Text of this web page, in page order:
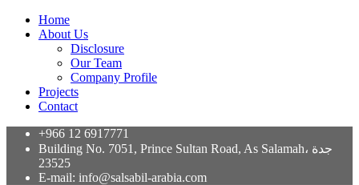
Home
About Us
Disclosure
Our Team
Company Profile
Projects
Contact
+966 12 6917771
Building No. 7051, Prince Sultan Road, As Salamah، جدة
23525
E-mail: info@salsabil-arabia.com